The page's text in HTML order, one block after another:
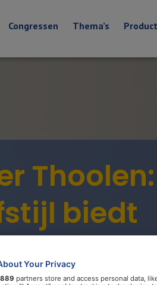
Congressen Thema’s
Thoolen:
biedt
van
Your Privacy
889 partners store and access personal data,